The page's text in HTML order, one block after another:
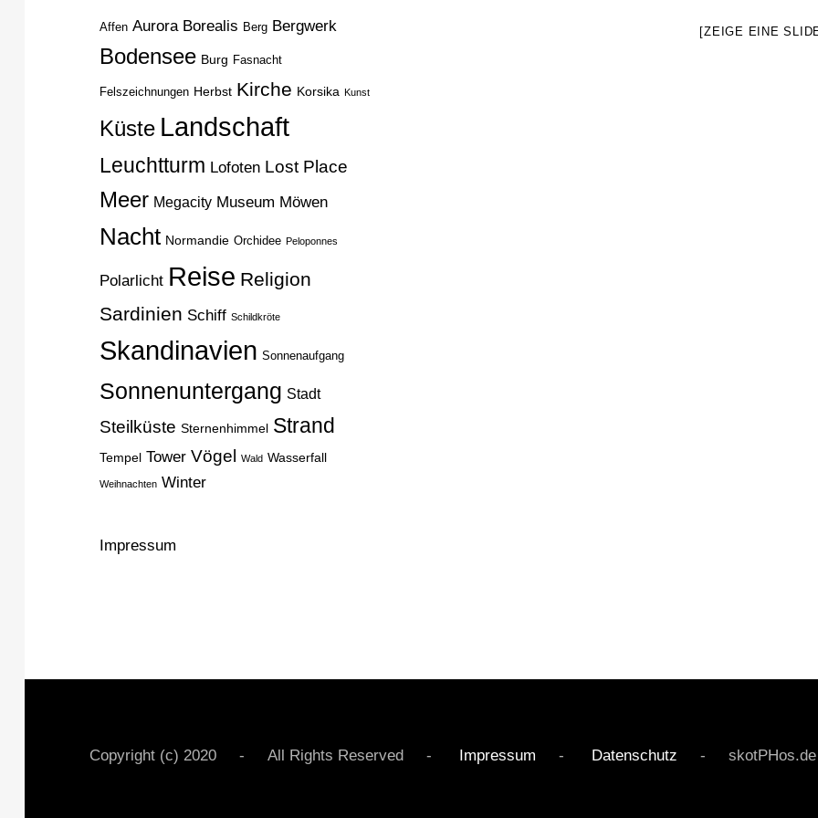
[ZEIGE EINE
Affen Aurora Borealis Berg Bergwerk
Bodensee Burg Fasnacht
Felszeichnungen Herbst Kirche Korsika Kunst
Küste Landschaft
Leuchtturm Lofoten Lost Place
Meer Megacity Museum Möwen
Nacht Normandie Orchidee Peloponnes
Polarlicht Reise Religion
Sardinien Schiff Schildkröte
Skandinavien Sonnenaufgang
Sonnenuntergang Stadt
Steilküste Sternenhimmel Strand
Tempel Tower Vögel Wald Wasserfall
Weihnachten Winter
Impressum
Copyright (c) 2020 - All Rights Reserved - Impressum - Datenschutz - skotPHos.de -